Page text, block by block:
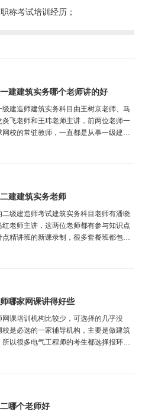
称考试培训经历；
建建筑实务哪个老师讲的好
级建造师建筑实务科目由王树京老师、马
炎飞老师和王玮老师主讲，前两位老师一
网校的常驻教师，一直都是从事一级建造
建建筑实务老师
二级建造师考试建筑实务科目老师有潘晓
红老师主讲，这两位老师都有参与知识点
点精讲班的新课录制，很多套餐班都包含
哪家网课讲得好些
网课培训机构比较少，可选择的几乎没
校是必选的一家辅导机构，主要是做建筑
所以很多电气工程师的考生都选择报环球
哪个老师好